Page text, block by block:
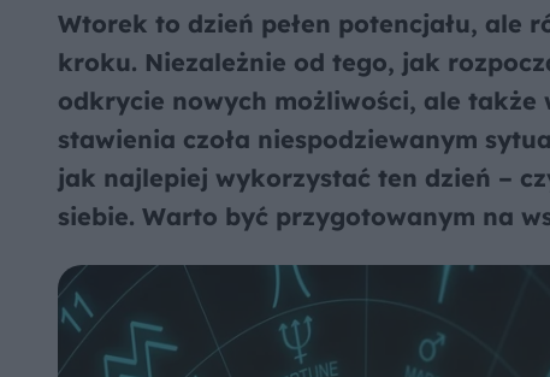
Wtorek to dzień pełen potencjału, ale
kroku. Niezależnie od tego, jak
odkrycie nowych możliwości, ale także
stawienia czoła niespodziewanym
jak najlepiej wykorzystać ten dzień –
siebie. Warto być przygotowanym na